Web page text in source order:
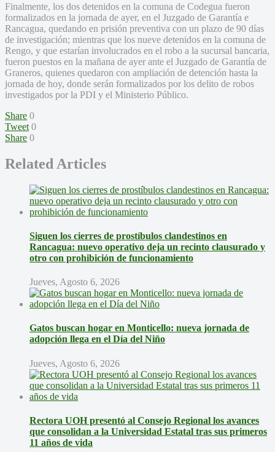
Finalmente, los dos detenidos en la comuna de Codegua fueron
formalizados en la jornada de ayer, en el Juzgado de Garantía e
Rancagua, quedando en prisión preventiva con un plazo de 90 días
de investigación; mientras que los nueve detenidos en la comuna de
Rengo, y que estarían involucrados en el robo a la sucursal bancaria,
fueron puestos en la mañana de ayer ante el Juzgado de Garantía de
Graneros, quienes quedaron con ampliación de detención hasta la
jornada de hoy, donde serán formalizados por los delito de robos
investigados por la PDI y el Ministerio Público.
Share 0
Tweet 0
Share 0
Related Articles
Siguen los cierres de prostíbulos clandestinos en
Rancagua: nuevo operativo deja un recinto clausurado y
otro con prohibición de funcionamiento
Jueves, Agosto 6, 2026
Gatos buscan hogar en Monticello: nueva jornada de
adopción llega en el Día del Niño
Jueves, Agosto 6, 2026
Rectora UOH presentó al Consejo Regional los avances
que consolidan a la Universidad Estatal tras sus primeros
11 años de vida